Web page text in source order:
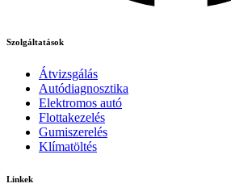
Szolgáltatások
Átvizsgálás
Autódiagnosztika
Elektromos autó
Flottakezelés
Gumiszerelés
Klímatöltés
Linkek